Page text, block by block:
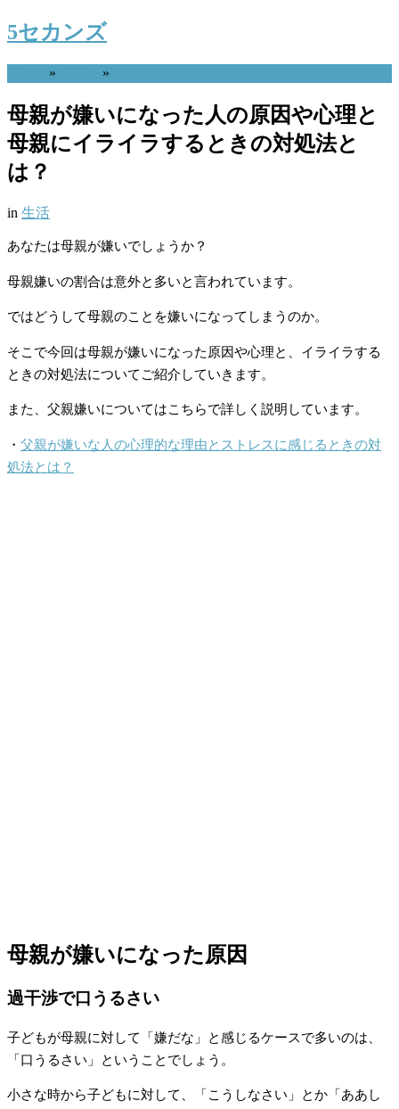
5セカンズ
» »
母親が嫌いになった人の原因や心理と
母親にイライラするときの対処法と
は？
in 生活
あなたは母親が嫌いでしょうか？
母親嫌いの割合は意外と多いと言われています。
ではどうして母親のことを嫌いになってしまうのか。
そこで今回は母親が嫌いになった原因や心理と、イライラする
ときの対処法についてご紹介していきます。
また、父親嫌いについてはこちらで詳しく説明しています。
・ 父親が嫌いな人の心理的な理由とストレスに感じるときの対
処法とは？
母親が嫌いになった原因
過干渉で口うるさい
子どもが母親に対して「嫌だな」と感じるケースで多いのは、
「口うるさい」ということでしょう。
小さな時から子どもに対して、「こうしなさい」とか「ああし